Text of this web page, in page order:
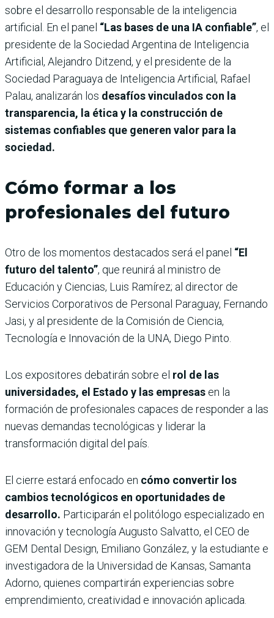
sobre el desarrollo responsable de la inteligencia
artificial. En el panel “Las bases de una IA confiable”, el
presidente de la Sociedad Argentina de Inteligencia
Artificial, Alejandro Ditzend, y el presidente de la
Sociedad Paraguaya de Inteligencia Artificial, Rafael
Palau, analizarán los desafíos vinculados con la
transparencia, la ética y la construcción de
sistemas confiables que generen valor para la
sociedad.
Cómo formar a los
profesionales del futuro
Otro de los momentos destacados será el panel “El
futuro del talento”, que reunirá al ministro de
Educación y Ciencias, Luis Ramírez; al director de
Servicios Corporativos de Personal Paraguay, Fernando
Jasi, y al presidente de la Comisión de Ciencia,
Tecnología e Innovación de la UNA, Diego Pinto.
Los expositores debatirán sobre el rol de las
universidades, el Estado y las empresas en la
formación de profesionales capaces de responder a las
nuevas demandas tecnológicas y liderar la
transformación digital del país.
El cierre estará enfocado en cómo convertir los
cambios tecnológicos en oportunidades de
desarrollo. Participarán el politólogo especializado en
innovación y tecnología Augusto Salvatto, el CEO de
GEM Dental Design, Emiliano González, y la estudiante e
investigadora de la Universidad de Kansas, Samanta
Adorno, quienes compartirán experiencias sobre
emprendimiento, creatividad e innovación aplicada.